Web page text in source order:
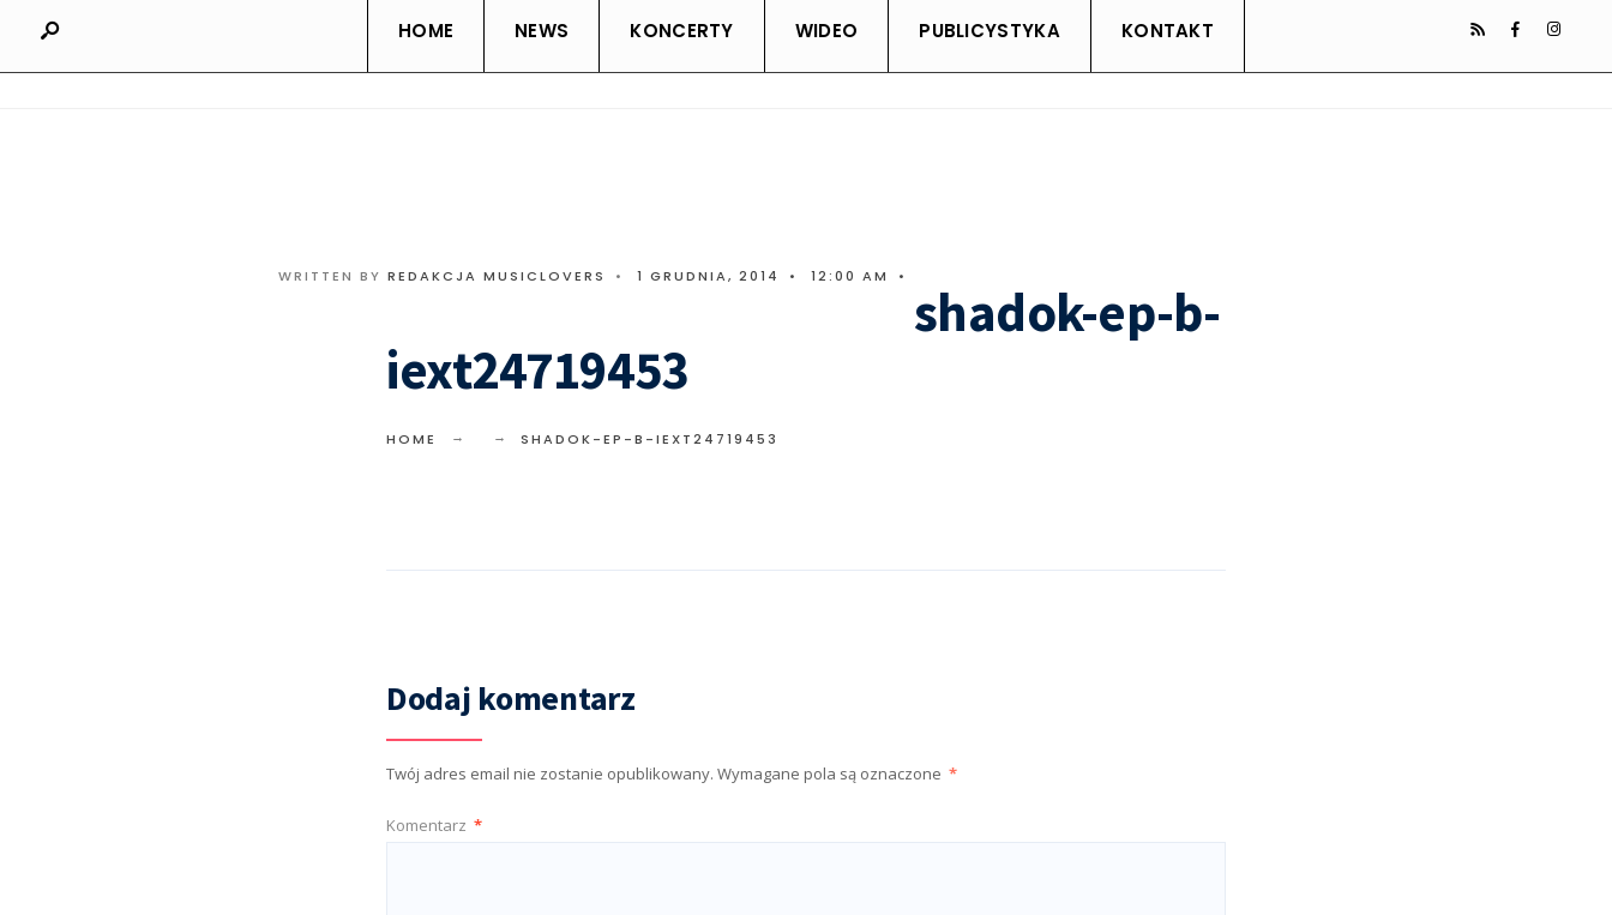
HOME NEWS KONCERTY WIDEO PUBLICYSTYKA KONTAKT
WRITTEN BY REDAKCJA MUSICLOVERS • 1 GRUDNIA, 2014 • 12:00 AM •
shadok-ep-b-
iext24719453
HOME SHADOK-EP-B-IEXT24719453
Dodaj komentarz
Twój adres email nie zostanie opublikowany. Wymagane pola są oznaczone *
Komentarz *